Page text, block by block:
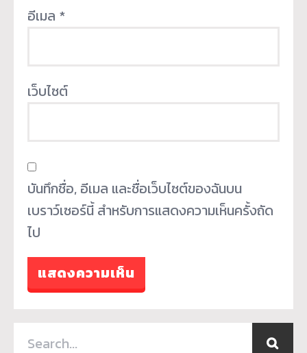
อีเมล *
เว็บไซต์
บันทึกชื่อ, อีเมล และชื่อเว็บไซต์ของฉันบน
เบราว์เซอร์นี้ สำหรับการแสดงความเห็นครั้งถัด
ไป